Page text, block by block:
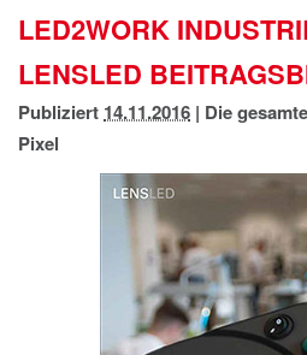
KONTAKT
IMPRESSUM
DATENSCHUTZ
LED2WORK
LENSLED
Publiziert 14.11.2016 | Die
Pixel